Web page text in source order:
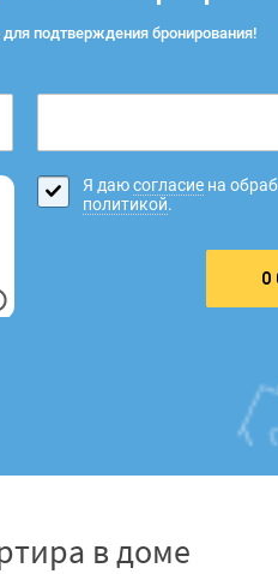
подтверждения бронирования!
Я даюсогласие на
политикой.
в доме